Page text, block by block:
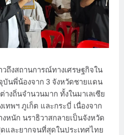
ถึงสถานการณ์ทางเศรษฐกิจใน
นพี่น้องจาก 3 จังหวัดชายแดน
งถิ่นจำนวนมาก ทั้งในมาเลเซีย
ทพฯ ภูเก็ต และกระบี่ เนื่องจาก
หนัก นราธิวาสกลายเป็นจังหวัด
และยากจนที่สุดในประเทศไทย